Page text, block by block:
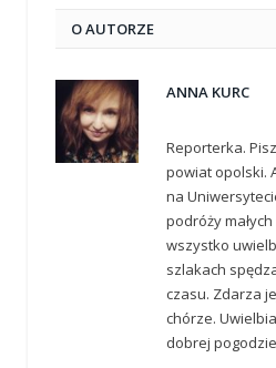
O AUTORZE
ANNA KURC
Reporterka.
powiat opolski.
na
podróży
wszystko
szlakach
czasu. Zdarza
chórze.
dobrej